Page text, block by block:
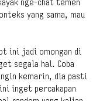
nge-chat temen
yang sama, mau
ini jadi omongan di
segala hal. Coba
kemarin, dia pasti
inget percakapan